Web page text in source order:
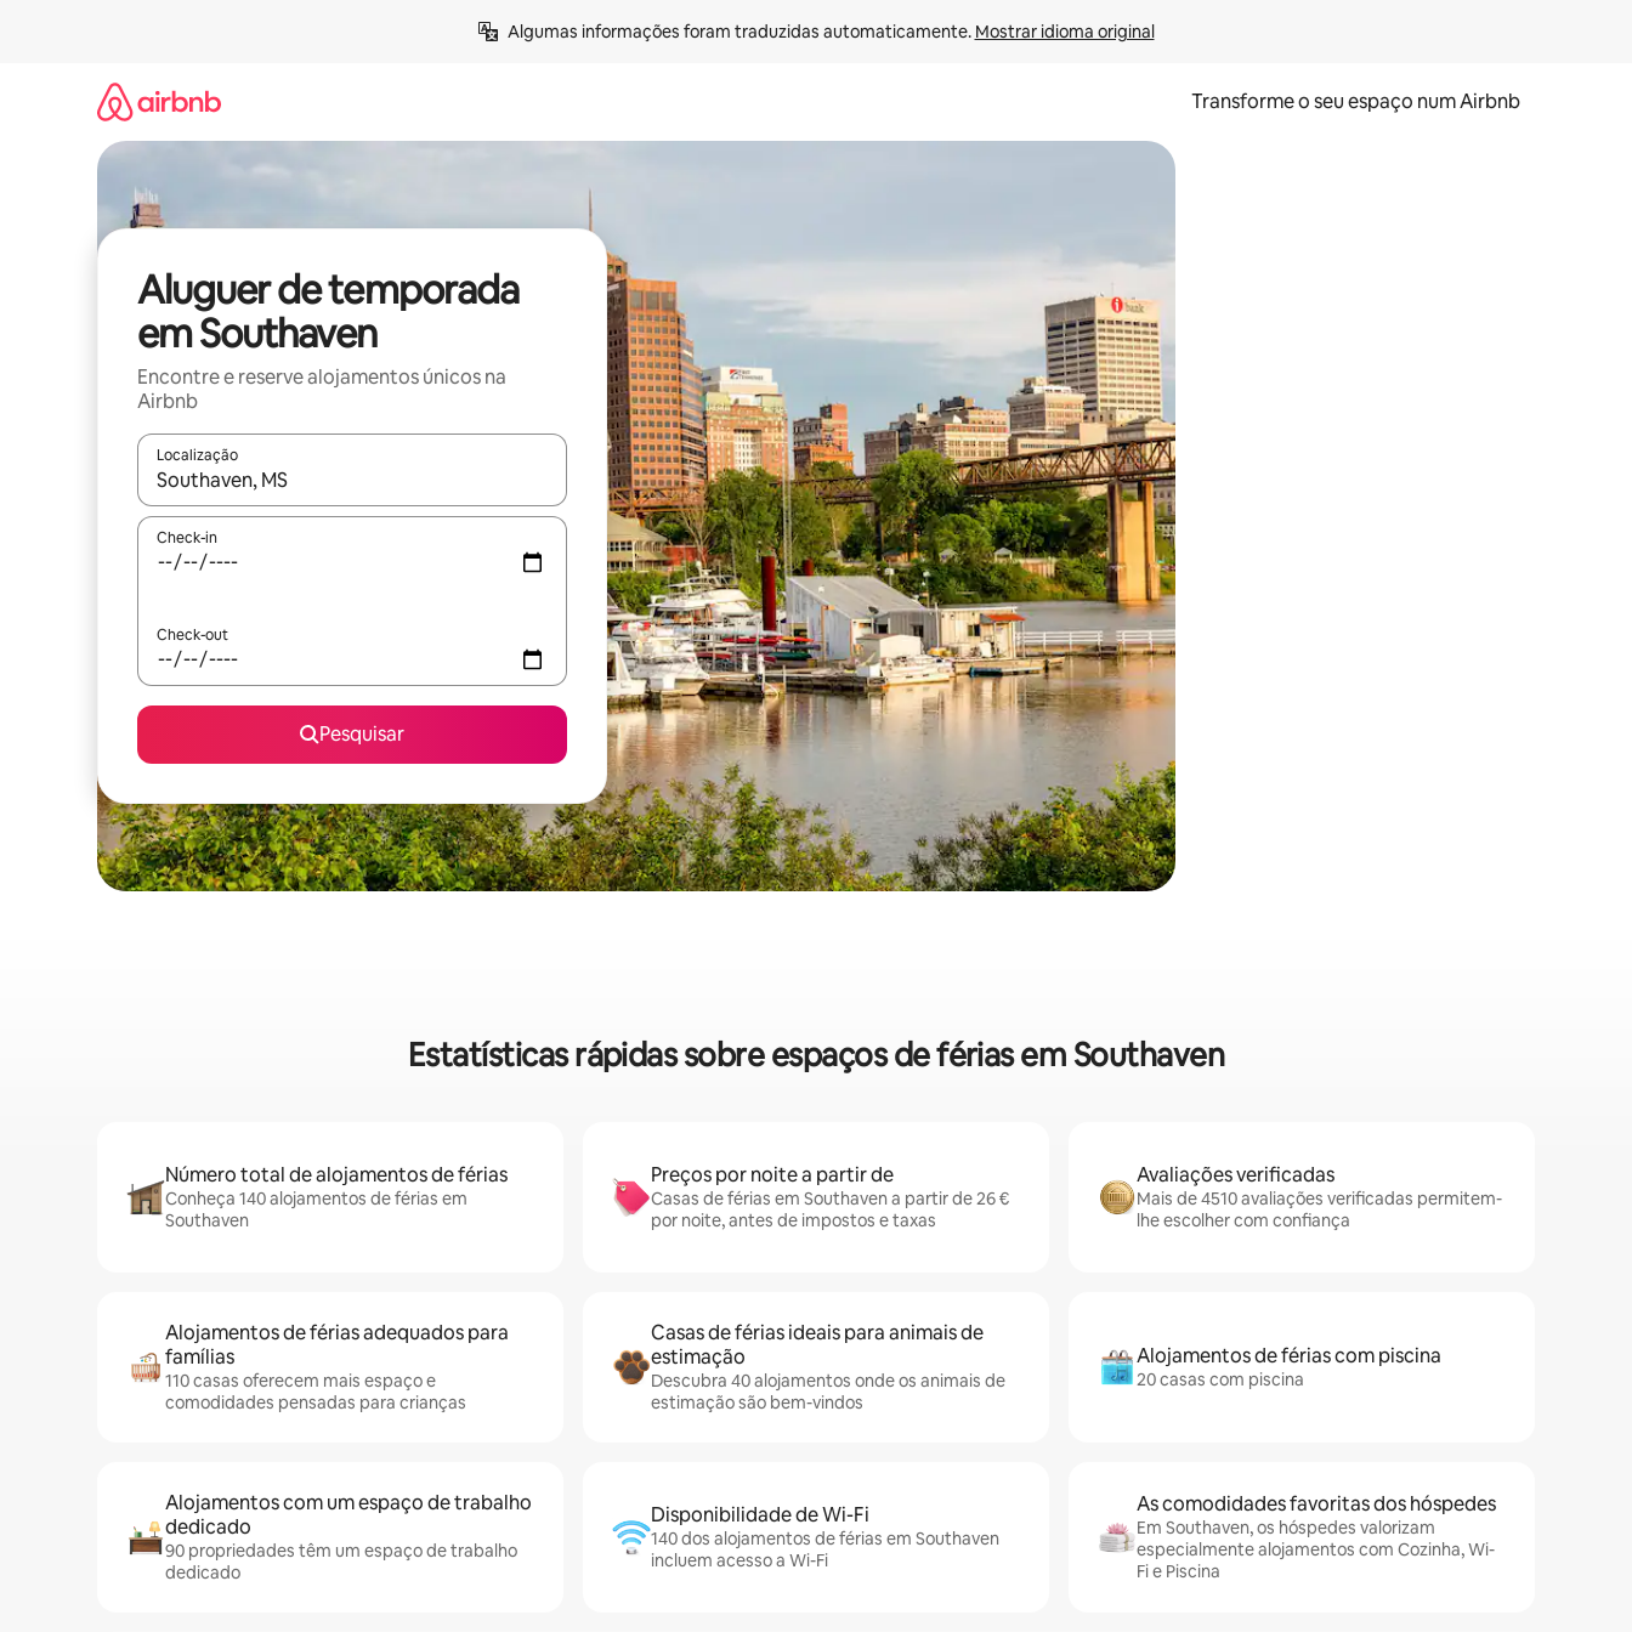
Algumas informações foram traduzidas automaticamente. Mostrar idioma original
Transforme o seu espaço num Airbnb
Aluguer de temporada
em Southaven
Encontre e reserve alojamentos únicos na
Airbnb
Localização
Quando os resultados estiverem disponíveis, navegue com as teclas de seta para cima e para baixo ou explore com gestos de toque ou deslize.
Check-in
Check-out
Pesquisar
Estatísticas rápidas sobre espaços de férias em Southaven
Número total de alojamentos de férias
Conheça 140 alojamentos de férias em
Southaven
Preços por noite a partir de
Casas de férias em Southaven a partir de 26 €
por noite, antes de impostos e taxas
Avaliações verificadas
Mais de 4510 avaliações verificadas permitem-
lhe escolher com confiança
Alojamentos de férias adequados para
famílias
110 casas oferecem mais espaço e
comodidades pensadas para crianças
Casas de férias ideais para animais de
estimação
Descubra 40 alojamentos onde os animais de
estimação são bem-vindos
Alojamentos de férias com piscina
20 casas com piscina
Alojamentos com um espaço de trabalho
dedicado
90 propriedades têm um espaço de trabalho
dedicado
Disponibilidade de Wi-Fi
140 dos alojamentos de férias em Southaven
incluem acesso a Wi-Fi
As comodidades favoritas dos hóspedes
Em Southaven, os hóspedes valorizam
especialmente alojamentos com Cozinha, Wi-
Fi e Piscina